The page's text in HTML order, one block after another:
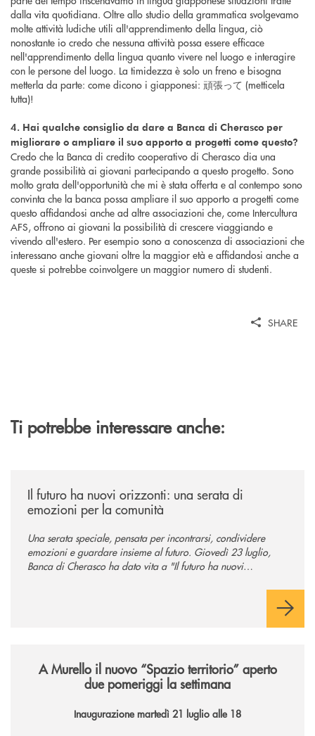
dalla vita quotidiana. Oltre allo studio della grammatica svolgevamo
molte attività ludiche utili all'apprendimento della lingua, ciò
nonostante io credo che nessuna attività possa essere efficace
nell'apprendimento della lingua quanto vivere nel luogo e interagire
con le persone del luogo. La timidezza è solo un freno e bisogna
metterla da parte: come dicono i giapponesi: 頑張って (metticela
tutta)!
4. Hai qualche consiglio da dare a Banca di Cherasco per
migliorare o ampliare il suo apporto a progetti come questo?
Credo che la Banca di credito cooperativo di Cherasco dia una
grande possibilità ai giovani partecipando a questo progetto. Sono
molto grata dell'opportunità che mi è stata offerta e al contempo sono
convinta che la banca possa ampliare il suo apporto a progetti come
questo affidandosi anche ad altre associazioni che, come Intercultura
AFS, offrono ai giovani la possibilità di crescere viaggiando e
vivendo all'estero. Per esempio sono a conoscenza di associazioni che
interessano anche giovani oltre la maggior età e affidandosi anche a
queste si potrebbe coinvolgere un maggior numero di studenti.
SHARE
Ti potrebbe interessare anche:
Il futuro ha nuovi orizzonti: una serata di
emozioni per la comunità
Una serata speciale, pensata per incontrarsi, condividere
emozioni e guardare insieme al futuro. Giovedì 23 luglio,
Banca di Cherasco ha dato vita a "Il futuro ha nuovi
A Murello il nuovo “Spazio territorio” aperto
due pomeriggi la settimana
Inaugurazione martedì 21 luglio alle 18